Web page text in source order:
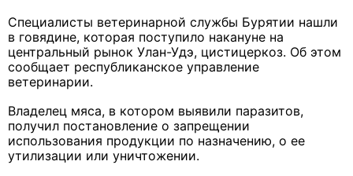
Специалисты ветеринарной службы Бурятии нашли
в говядине, которая поступило накануне на
центральный рынок Улан-Удэ, цистицеркоз. Об этом
сообщает республиканское управление
ветеринарии.
Владелец мяса, в котором выявили паразитов,
получил постановление о запрещении
использования продукции по назначению, о ее
утилизации или уничтожении.